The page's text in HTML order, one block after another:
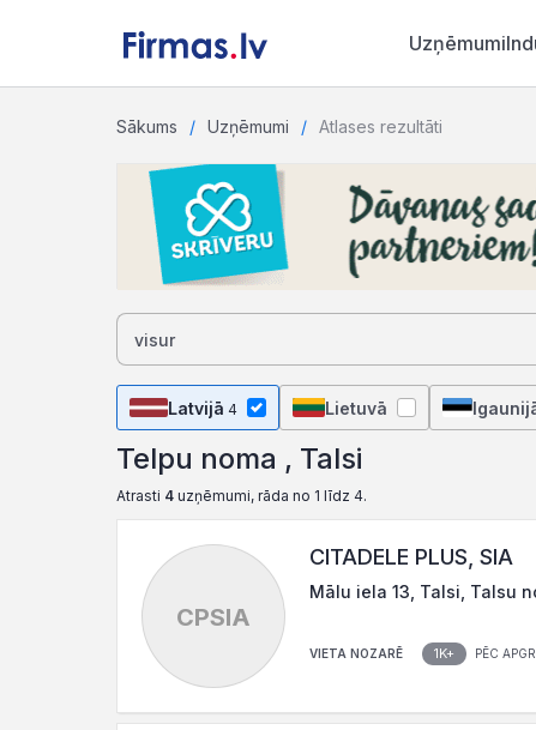
Uzņēmumi
Sākums Uzņēmumi Atlases rezultāti
Latvijā 4 Lietuvā
Telpu noma , Talsi
Atrasti 4 uzņēmumi, rāda no 1 līdz 4.
CPSIA
CITADELE PLUS, SIA
Mālu iela 13, Talsi, Talsu
VIETA NOZARĒ 1K+ PĒC